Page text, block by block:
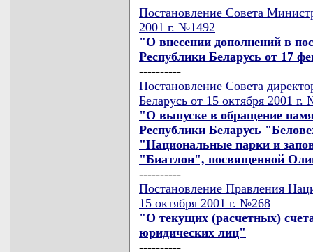
Постановление Совета
2001 г. №1492
"О внесении дополнений в
Республики Беларусь от 17
----------
Постановление Совета
Беларусь от 15 октября 2001 г.
"О выпуске в обращение
Республики Беларусь
"Национальные парки и
"Биатлон", посвященной
----------
Постановление Правления
15 октября 2001 г. №268
"О текущих (расчетных)
юридических лиц"
----------